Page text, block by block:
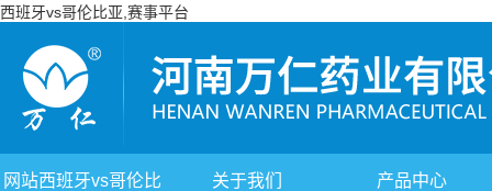
西班牙vs哥伦比亚,赛事平台
网站西班牙vs哥伦比 关于我们 产品中心